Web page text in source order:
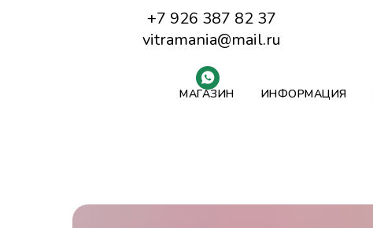
+7 926 387 82 37
vitramania@mail.ru
МАГАЗИН ИНФОРМАЦИЯ